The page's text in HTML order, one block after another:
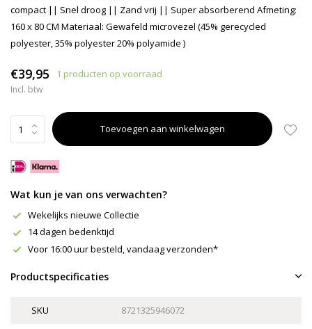
compact || Snel droog || Zand vrij || Super absorberend Afmeting:
160 x 80 CM Materiaal: Gewafeld microvezel (45% gerecycled
polyester, 35% polyester 20% polyamide )
€39,95 1 producten op voorraad
Incl. btw
Toevoegen aan winkelwagen
Wat kun je van ons verwachten?
Wekelijks nieuwe Collectie
14 dagen bedenktijd
Voor 16:00 uur besteld, vandaag verzonden*
Productspecificaties
SKU 8721325946072